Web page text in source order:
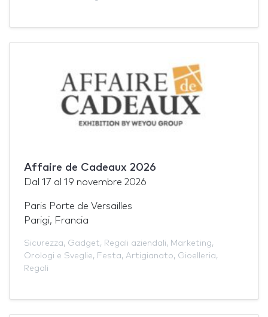
Affaire de Cadeaux 2026
Dal 17 al 19 novembre 2026
Paris Porte de Versailles
Parigi, Francia
Sicurezza, Gadget, Regali aziendali, Marketing,
Orologi e Sveglie, Festa, Artigianato, Gioelleria,
Regali